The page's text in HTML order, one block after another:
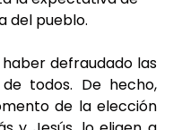
del pueblo.
defraudado las
todos. De hecho,
de la elección